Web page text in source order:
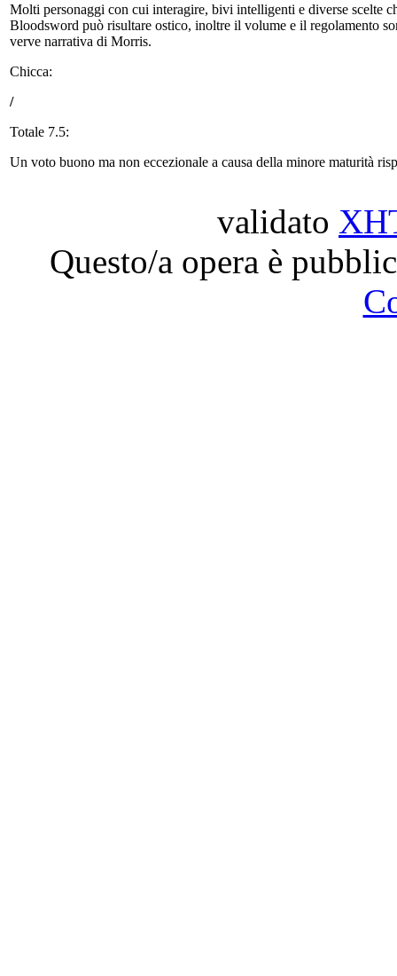
Molti personaggi con cui interagire, bivi intelligenti e diverse scelte
Bloodsword può risultare ostico, inoltre il volume e il regolamento
verve narrativa di Morris.
Chicca:
/
Totale 7.5:
Un voto buono ma non eccezionale a causa della minore maturità
validato
Questo/a opera è